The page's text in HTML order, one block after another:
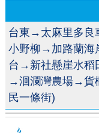
台東→太麻里多
小野柳→加路蘭海
台→新社懸崖水
→洄瀾灣農場→貨
民一條街)